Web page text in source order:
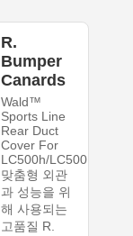
R.
Bumper
Canards
Wald™
Sports Line
Rear Duct
Cover For
LC500h/LC500
맞춤형 외관
과 성능을 위
해 사용되는
고품질 R.